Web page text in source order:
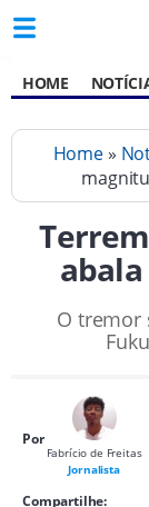
HOME
Home»
abala
O tremor
Por
Fabrício de Freitas
Jornalista
Compartilhe: